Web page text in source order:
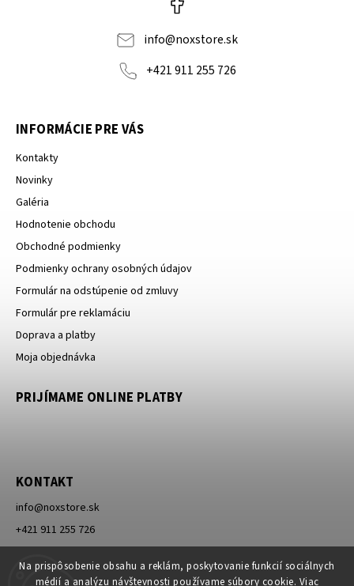
Na prispôsobenie obsahu a reklám, poskytovanie funkcií sociálnych
médií a analýzu návštevnosti používame súbory cookie. Viac
info@noxstore.sk
+421 911 255 726
INFORMÁCIE PRE VÁS
Kontakty
Novinky
Galéria
Hodnotenie obchodu
Obchodné podmienky
Podmienky ochrany osobných údajov
Formulár na odstúpenie od zmluvy
Formulár pre reklamáciu
Doprava a platby
Moja objednávka
PRIJÍMAME ONLINE PLATBY
KONTAKT
info@noxstore.sk
+421 911 255 726